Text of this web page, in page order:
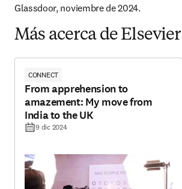
Glassdoor, noviembre de 2024.
Más acerca de Elsevier
CONNECT
From apprehension to
amazement: My move from
India to the UK
9 dic 2024